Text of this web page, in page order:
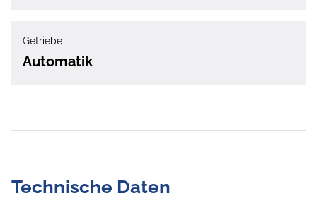
Getriebe
Automatik
Technische Daten